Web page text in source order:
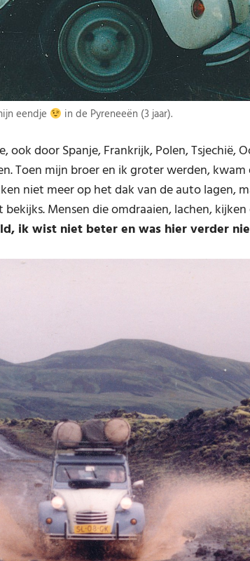
eendje in de Pyreneeën (3 jaar).
ook door Spanje, Frankrijk, Polen, Tsjechië,
Toen mijn broer en ik groter werden,
niet meer op het dak van de auto lagen,
Mensen die omdraaien, lachen, kijken
ik wist niet beter en was hier verder